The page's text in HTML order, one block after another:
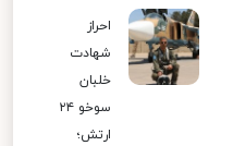
احراز
شهادت
خلبان
سوخو ۲۴
ارتش؛